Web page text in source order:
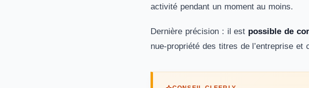
activité pendant un moment au moins.
Dernière précision : il est possible de
nue-propriété des titres de l’entreprise et